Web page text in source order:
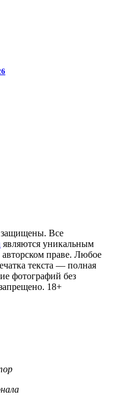
защищены. Все
являются уникальным
праве. Любое
текста — полная
фотографий без
18+